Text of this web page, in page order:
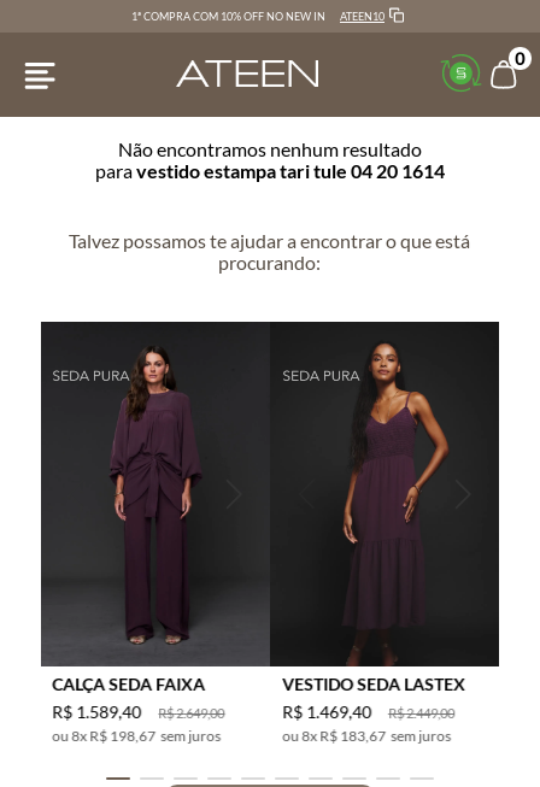
1ª COMPRA COM 10% OFF NO NEW IN ATEEN10
0
Não encontramos nenhum resultado
paravestido estampa tari tule 04 20 1614
Talvez possamos te ajudar a encontrar o que está
procurando:
CALÇA SEDA FAIXA
R$2.649,00
R$ 1.589,40
8x R$ 198,67 sem juros
VESTIDO SEDA LASTEX
R$2.449,00
R$ 1.469,40
8x R$ 183,67 sem juros